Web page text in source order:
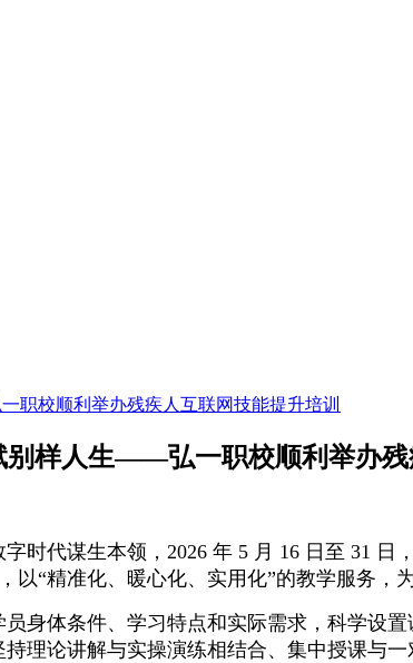
校顺利举办残疾人互联网技能提升培训
别样人生——弘一职校顺利举办残
时代谋生本领，2026 年 5 月 16 日至 31 日
“精准化、暖心化、实用化”的教学服务，
身体条件、学习特点和实际需求，科学设
理论讲解与实操演练相结合、集中授课与